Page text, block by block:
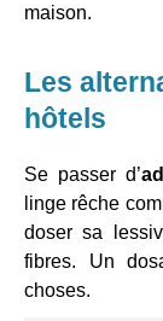
maison.
Les
hôtels
Se passer d’
linge rêche
doser sa
fibres. Un
choses.